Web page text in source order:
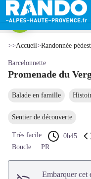
Promenade du Verger
La
>>Accueil>Randonnée
Barcelonnette
Promenade du
Balade en famille
Sentier de découverte
Très facile 0h45
Boucle
PR
Embarquer cet